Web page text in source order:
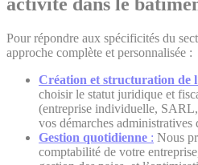
activité dans le
Pour répondre aux spécificités du
approche complète et personnalisée :
Création et structuration de
choisir le statut juridique et
(entreprise individuelle,
vos démarches administratives
Gestion quotidienne : Nous
comptabilité de votre